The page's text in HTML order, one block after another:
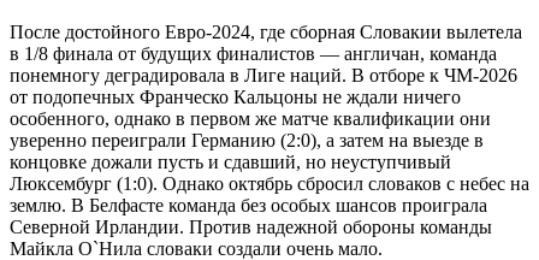
После достойного Евро-2024, где сборная Словакии вылетела
в 1/8 финала от будущих финалистов — англичан, команда
понемногу деградировала в Лиге наций. В отборе к ЧМ-2026
от подопечных Франческо Кальцоны не ждали ничего
особенного, однако в первом же матче квалификации они
уверенно переиграли Германию (2:0), а затем на выезде в
концовке дожали пусть и сдавший, но неуступчивый
Люксембург (1:0). Однако октябрь сбросил словаков с небес на
землю. В Белфасте команда без особых шансов проиграла
Северной Ирландии. Против надежной обороны команды
Майкла О`Нила словаки создали очень мало.